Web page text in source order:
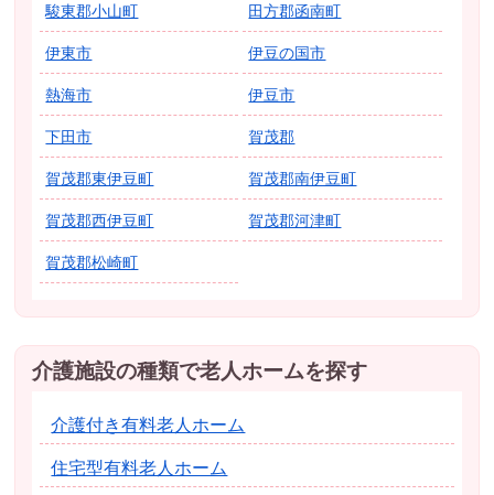
駿東郡小山町 田方郡函南町
伊東市 伊豆の国市
熱海市 伊豆市
下田市 賀茂郡
賀茂郡東伊豆町 賀茂郡南伊豆町
賀茂郡西伊豆町 賀茂郡河津町
賀茂郡松崎町
介護施設の種類で老人ホームを探す
介護付き有料老人ホーム
住宅型有料老人ホーム